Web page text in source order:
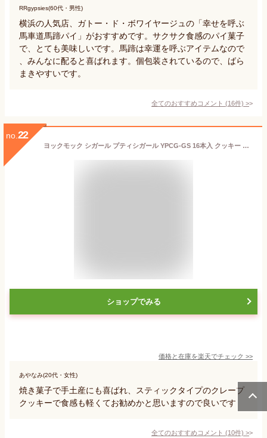
RRgypsies(60代・男性)
横浜の人気店、ガトー・ド・ボワイヤージュの「幸せを呼ぶ
馬車道馬蹄パイ」がおすすめです。サクサク食感のパイ菓子
で、とても美味しいです。馬蹄は幸運を呼ぶアイテムなので
、みんなに配ると喜ばれます。個包装されているので、ばら
まきやすいです。
全てのおすすめコメント (16件) >
no. 22
ヨックモック シガール プティシガール YPCG-GS 16本入 クッキー お菓子 ギフト 詰め合わせ 洋菓子 ばらまき お取り寄せ 内祝い 結婚 出産 お供え 個包装 小分け お礼 プチギフト 1000円 帰省 手土産 菓子折り 退職 卒業 異動 定年 祝い 母の日 ホワイトデー お返し
ショップでみる
価格と在庫を楽天でチェック >>
あやなみ(20代・女性)
焼き菓子で手土産にも喜ばれ、スティックタイプのクレープ
クッキーで食感も軽くてお勧めかと思いますので良いです
全てのおすすめコメント (10件) >